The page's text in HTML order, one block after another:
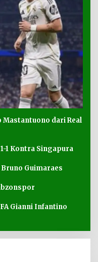
dari Real
1 Kontra Singapura
Guimaraes
Gianni Infantino